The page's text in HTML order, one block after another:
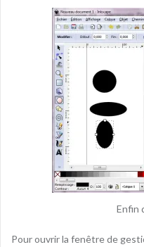
Enfin
Pour ouvrir la fenêtre de